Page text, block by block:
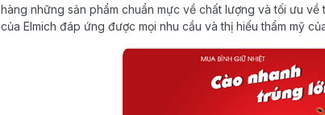
hàng những sản phẩm chuẩn mực về chất lượng và tối ưu
của Elmich đáp ứng được mọi nhu cầu và thị hiếu thẩm mỹ